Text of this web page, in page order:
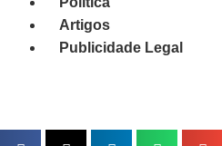
Artigos
Publicidade Legal